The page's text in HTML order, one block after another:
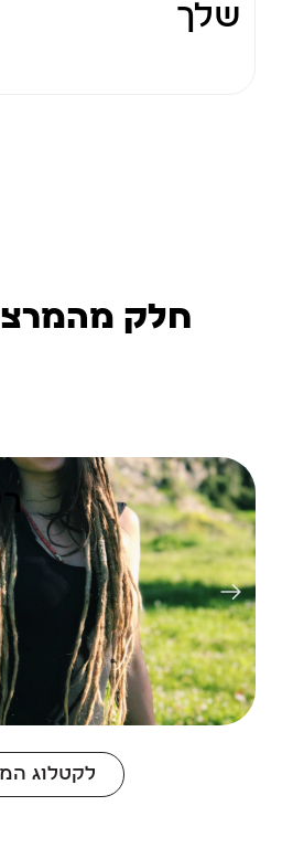
שלך
חלק
לקטלוג